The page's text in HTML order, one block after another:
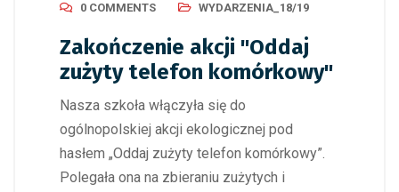
0 COMMENTS WYDARZENIA_18/19
Zakończenie akcji "Oddaj
zużyty telefon komórkowy"
Nasza szkoła włączyła się do
ogólnopolskiej akcji ekologicznej pod
hasłem „Oddaj zużyty telefon komórkowy”.
Polegała ona na zbieraniu zużytych i